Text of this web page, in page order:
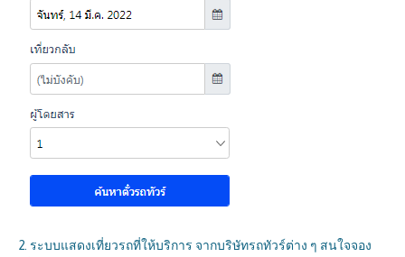
2. ระบบแสดงเที่ยวรถที่ให้บริการ จากบริษัทรถทัวร์ต่าง ๆ สนใจจอง